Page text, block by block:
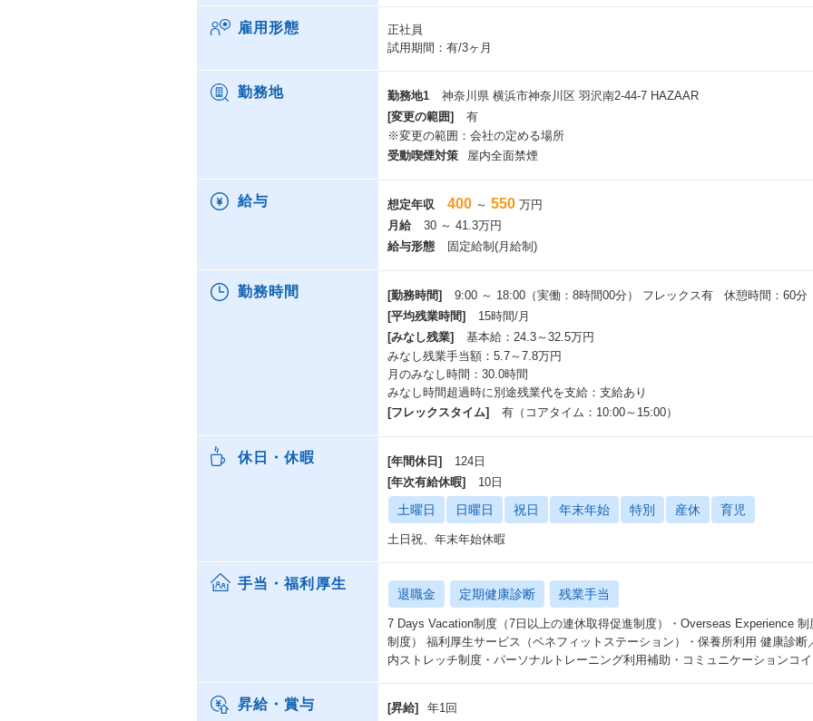
です。
1960年代に当社の物流拠点として倉庫を構えて以来、深い縁を持つ羽沢エリア
当社も複合施設「HAZAAR（ハザール）」の運営を通じてその街づくりに参画
エリア全体が新たな盛り上がりを見せる中、当社のビジネスの根幹である保管
倉庫物件の開発、
保管ニーズを持つクライアントへ価値ある空間をご提供していきます。
雇用形態
正社員
試用期間：有/3ヶ月
勤務地 勤務地1
神奈川県 横浜市神奈川区 羽沢南2-44-7 HAZAAR
[変更の範囲]
有
※変更の範囲：会社の定める場所
受動喫煙対策
屋内全面禁煙
給与 想定年収 400 ～ 550 万円
月給
30 ～ 41.3万円
給与形態
固定給制(月給制)
勤務時間 [勤務時間]
9:00 ～ 18:00（実働：8時間00分） フレックス有 休憩時間：60分
[平均残業時間]
15時間/月
[みなし残業]
基本給：24.3～32.5万円
みなし残業手当額：5.7～7.8万円
月のみなし時間：30.0時間
みなし時間超過時に別途残業代を支給：支給あり
[フレックスタイム]
有（コアタイム：10:00～15:00）
休日・休暇 [年間休日]
124日
[年次有給休暇]
10日
土曜日 日曜日 祝日 年末年始 特別 産休 育児
土日祝、年末年始休暇
手当・福利厚生
退職金 定期健康診断 残業手当
7 Days Vacation制度（7日以上の連休取得促進制度）・Overseas Experience
制度） 福利厚生サービス（ベネフィットステーション）・保養所利用 健康診
内ストレッチ制度・パーソナルトレーニング利用補助・コミュニケーションコ
昇給・賞与 [昇給]
年1回